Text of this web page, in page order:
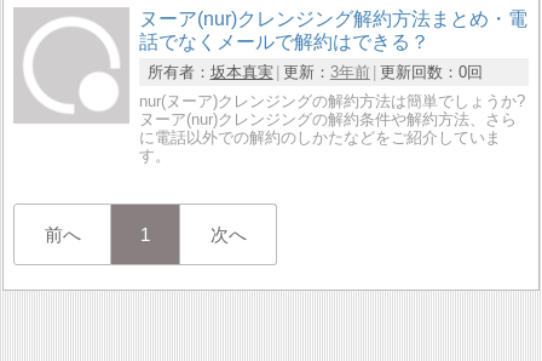
ヌーア(nur)クレンジング解約方法まとめ・電
話でなくメールで解約はできる？
所有者： 坂本真実 更新： 3年前 更新回数： 0回
nur(ヌーア)クレンジングの解約方法は簡単でしょうか?
ヌーア(nur)クレンジングの解約条件や解約方法、さら
に電話以外での解約のしかたなどをご紹介していま
す。
前へ 1 次へ